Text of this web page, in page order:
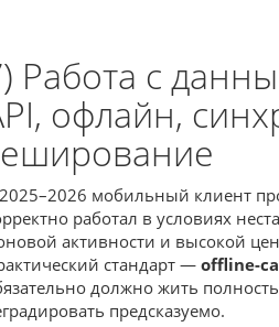
Работа с
офлайн,
мобильный клиент
работал в условиях
активности и высокой
стандарт — offline-
должно жить
предсказуемо.